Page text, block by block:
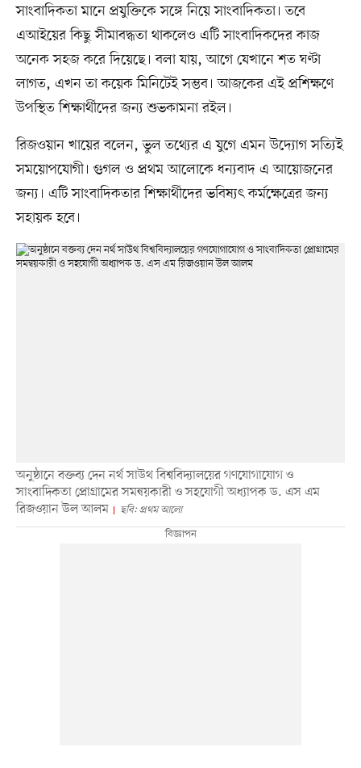
সাংবাদিকতা মানে প্রযুক্তিকে সঙ্গে নিয়ে সাংবাদিকতা। তবে
এআইয়ের কিছু সীমাবদ্ধতা থাকলেও এটি সাংবাদিকদের কাজ
অনেক সহজ করে দিয়েছে। বলা যায়, আগে যেখানে শত ঘণ্টা
লাগত, এখন তা কয়েক মিনিটেই সম্ভব। আজকের এই প্রশিক্ষণে
উপস্থিত শিক্ষার্থীদের জন্য শুভকামনা রইল।
রিজওয়ান খায়ের বলেন, ভুল তথ্যের এ যুগে এমন উদ্যোগ সত্যিই
সময়োপযোগী। গুগল ও প্রথম আলোকে ধন্যবাদ এ আয়োজনের
জন্য। এটি সাংবাদিকতার শিক্ষার্থীদের ভবিষ্যৎ কর্মক্ষেত্রের জন্য
সহায়ক হবে।
অনুষ্ঠানে বক্তব্য দেন নর্থ সাউথ বিশ্ববিদ্যালয়ের গণযোগাযোগ ও
সাংবাদিকতা প্রোগ্রামের সমন্বয়কারী ও সহযোগী অধ্যাপক ড. এস এম
রিজওয়ান উল আলম
ছবি: প্রথম আলো